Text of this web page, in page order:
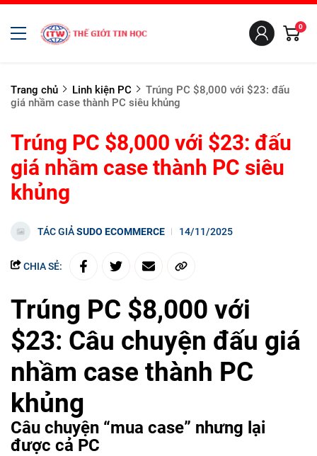
0
Trang chủ Linh kiện PC
Trúng PC $8,000 với $23: đấu
giá nhầm case thành PC siêu khủng
Trúng PC $8,000 với $23: đấu
giá nhầm case thành PC siêu
khủng
TÁC GIẢSUDO ECOMMERCE 14/11/2025
CHIA SẺ:
Trúng PC $8,000 với
$23: Câu chuyện đấu giá
nhầm case thành PC
khủng
Câu chuyện “mua case” nhưng lại
được cả PC